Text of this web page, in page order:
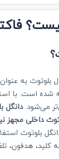
بلوتوث به
شده است. با
می‌شود.
داخلی
بلوتوث
کلید، هدفون،